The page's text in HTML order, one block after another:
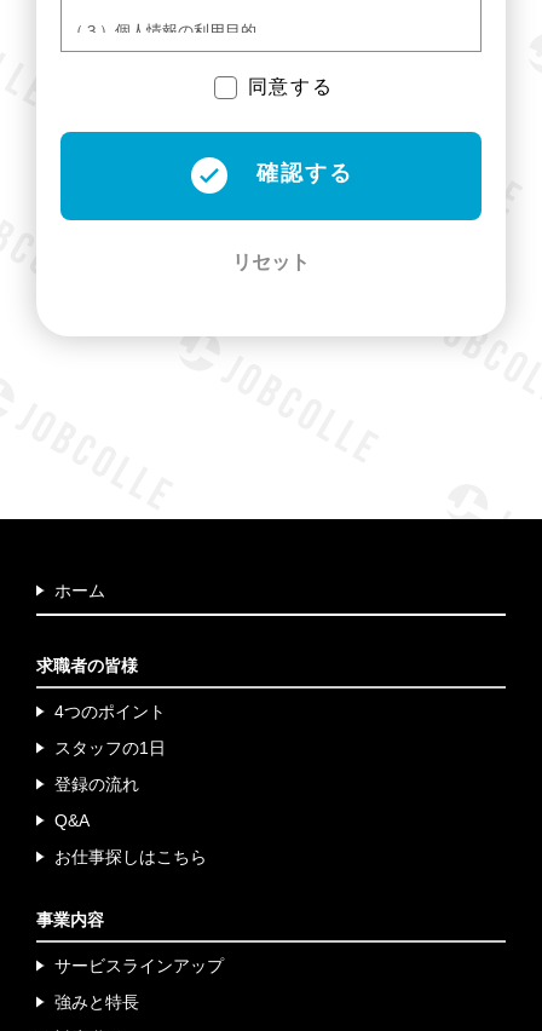
（３） 個人情報の利用目的
お問い合わせいただいた内容に回答するため
取得した個人情報は法令等による場合を除いて第三者に
提供することはあり
ません。
（５）個人情報の取扱いの委託について
を締結し適切な管理を実施します。
ご本人からの求めにより、当社が保有する保有個人デー
タに関する開示、利用目的の通知、内容の訂正・追加ま
三者への提供記録(以下、開示等という)に応じます。
開示等に応ずる窓口は、下記「当社の個人情報の取扱い
等の問合せ先」を参照してください。
クッキーやウェブビーコン等を用いるなどして、本人が
おりません。
（９）個人情報の安全管理措置について
取得した個人情報については、漏洩、減失またはき損の
同意する
確認する
リセット
ホーム
求職者の皆様
4つのポイント
スタッフの1日
登録の流れ
Q&A
お仕事探しはこちら
事業内容
サービスラインアップ
強みと特長